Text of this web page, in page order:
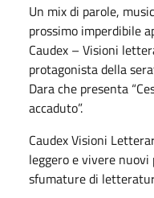
Un mix di parole,
prossimo imperdibile
Caudex – Visioni
protagonista della
Dara che presenta
accaduto”.
Caudex Visioni
leggero e vivere
sfumature di